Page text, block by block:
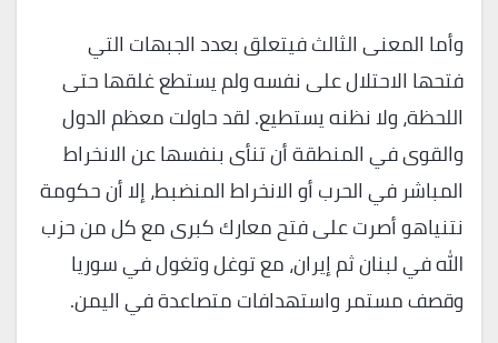
وأما المعنى الثالث فيتعلق بعدد الجبهات التي
فتحها الاحتلال على نفسه ولم يستطع غلقها حتى
اللحظة، ولا نظنه يستطيع. لقد حاولت معظم الدول
والقوى في المنطقة أن تنأى بنفسها عن الانخراط
المباشر في الحرب أو الانخراط المنضبط، إلا أن حكومة
نتنياهو أصرت على فتح معارك كبرى مع كل من حزب
الله في لبنان ثم إيران، مع توغل وتغول في سوريا
وقصف مستمر واستهدافات متصاعدة في اليمن.